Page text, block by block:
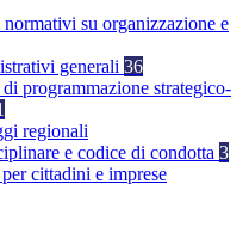
su organizzazione e
generali 36
programmazione strategico-
regionali
e codice di condotta 3
cittadini e imprese